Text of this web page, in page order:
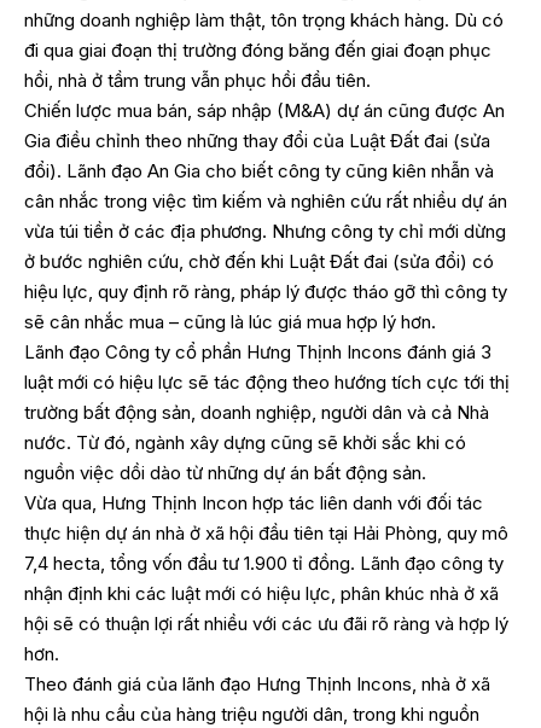
những doanh nghiệp làm thật, tôn trọng khách hàng. Dù có
đi qua giai đoạn thị trường đóng băng đến giai đoạn phục
hồi, nhà ở tầm trung vẫn phục hồi đầu tiên.
Chiến lược mua bán, sáp nhập (M&A) dự án cũng được An
Gia điều chỉnh theo những thay đổi của Luật Đất đai (sửa
đổi). Lãnh đạo An Gia cho biết công ty cũng kiên nhẫn và
cân nhắc trong việc tìm kiếm và nghiên cứu rất nhiều dự án
vừa túi tiền ở các địa phương. Nhưng công ty chỉ mới dừng
ở bước nghiên cứu, chờ đến khi Luật Đất đai (sửa đổi) có
hiệu lực, quy định rõ ràng, pháp lý được tháo gỡ thì công ty
sẽ cân nhắc mua – cũng là lúc giá mua hợp lý hơn.
Lãnh đạo Công ty cổ phần Hưng Thịnh Incons đánh giá 3
luật mới có hiệu lực sẽ tác động theo hướng tích cực tới thị
trường bất động sản, doanh nghiệp, người dân và cả Nhà
nước. Từ đó, ngành xây dựng cũng sẽ khởi sắc khi có
nguồn việc dồi dào từ những dự án bất động sản.
Vừa qua, Hưng Thịnh Incon hợp tác liên danh với đối tác
thực hiện dự án nhà ở xã hội đầu tiên tại Hải Phòng, quy mô
7,4 hecta, tổng vốn đầu tư 1.900 tỉ đồng. Lãnh đạo công ty
nhận định khi các luật mới có hiệu lực, phân khúc nhà ở xã
hội sẽ có thuận lợi rất nhiều với các ưu đãi rõ ràng và hợp lý
hơn.
Theo đánh giá của lãnh đạo Hưng Thịnh Incons, nhà ở xã
hội là nhu cầu của hàng triệu người dân, trong khi nguồn